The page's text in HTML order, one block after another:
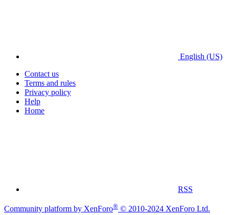
English (US)
Contact us
Terms and rules
Privacy policy
Help
Home
RSS
Community platform by XenForo® © 2010-2024 XenForo Ltd.